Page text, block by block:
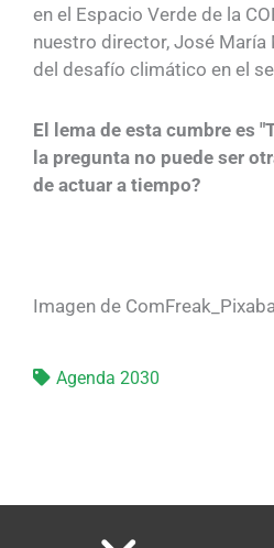
en el Espacio Verde de la
nuestro director, José María
del desafío climático en el
El lema de esta cumbre es
la pregunta no puede ser
de actuar a tiempo?
Imagen de
Agenda 2030